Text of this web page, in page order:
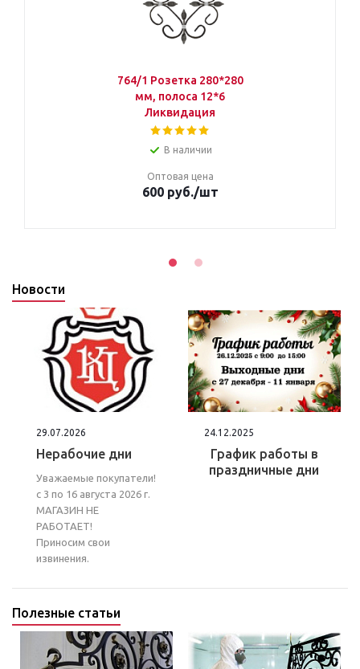
764/1 Розетка 280*280
мм, полоса 12*6
Ликвидация
В наличии
Оптовая цена
600 руб./шт
Новости
29.07.2026
Нерабочие дни
Уважаемые покупатели!
с 3 по 16 августа 2026 г.
МАГАЗИН НЕ
РАБОТАЕТ!
Приносим свои
извинения.
24.12.2025
График работы в
праздничные дни
Полезные статьи